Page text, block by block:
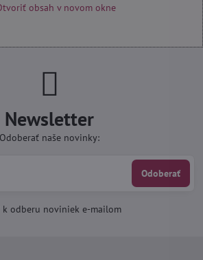
obsah v novom okne
Newsletter
Odoberať naše novinky:
Odoberať
k odberu noviniek e-mailom